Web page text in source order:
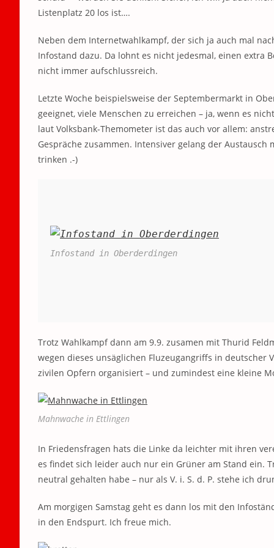
Listenplatz 20 los ist….
Neben dem Internetwahlkampf, der sich ja auch mal
Infostand dazu. Da lohnt es nicht jedesmal, einen extra
nicht immer aufschlussreich.
Letzte Woche beispielsweise der Septembermarkt in
geeignet, viele Menschen zu erreichen – ja, wenn es
laut Volksbank-Themometer ist das auch vor allem:
Gespräche zusammen. Intensiver gelang der
trinken .-)
Infostand in Oberderdingen
Trotz Wahlkampf dann am 9.9. zusamen mit Thurid
wegen dieses unsäglichen Fluzeugangriffs in
zivilen Opfern organisiert – und zumindest eine kleine
Mahnwache in Ettlingen
In Friedensfragen hats die Linke da leichter mit ihren
es findet sich leider auch nur ein Grüner am Stand ein.
neutral gehalten habe – nur als V. i. S. d. P. stehe ich
Am morgigen Samstag geht es dann los mit den
in den Endspurt. Ich freue mich.